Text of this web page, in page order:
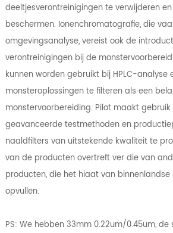
deeltjesverontreinigingen te verwijderen
beschermen. Ionenchromatografie, die
omgevingsanalyse, vereist ook de
verontreinigingen bij de
kunnen worden gebruikt bij HPLC-analyse
monsteroplossingen te filteren als een
monstervoorbereiding. Pilot maakt
geavanceerde testmethoden en
naaldfilters van uitstekende kwaliteit te
van de producten overtreft ver die van
producten, die het hiaat van
opvullen.
PS: We hebben 33mm 0.22um/0.45um,